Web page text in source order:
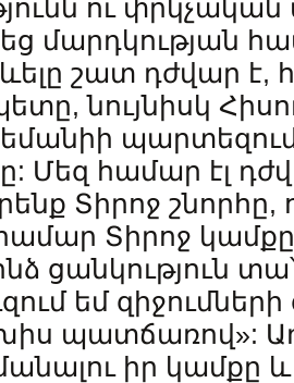
ու փրկչական
մարդկության
շատ դժվար է,
նույնիսկ
Մեզ համար էլ
Տիրոջ շնորհը,
Տիրոջ
ցանկություն
եմ
պատճառով»:
իր կամքը և